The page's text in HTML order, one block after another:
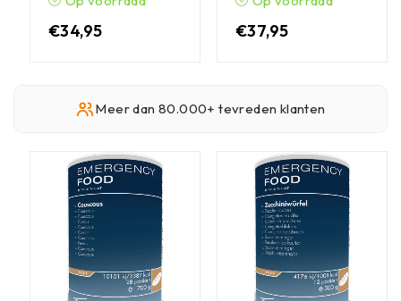
€34,95 €37,95
Meer dan 80.000+ tevreden klanten